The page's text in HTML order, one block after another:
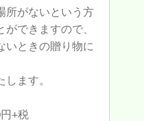
所がないという方
できますので、
いときの贈り物に
ます。
+税